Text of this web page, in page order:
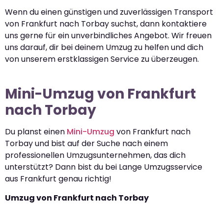
Wenn du einen günstigen und zuverlässigen Transport
von Frankfurt nach Torbay suchst, dann kontaktiere
uns gerne für ein unverbindliches Angebot. Wir freuen
uns darauf, dir bei deinem Umzug zu helfen und dich
von unserem erstklassigen Service zu überzeugen.
Mini-Umzug von Frankfurt
nach Torbay
Du planst einen Mini-Umzug von Frankfurt nach
Torbay und bist auf der Suche nach einem
professionellen Umzugsunternehmen, das dich
unterstützt? Dann bist du bei Lange Umzugsservice
aus Frankfurt genau richtig!
Umzug von Frankfurt nach Torbay